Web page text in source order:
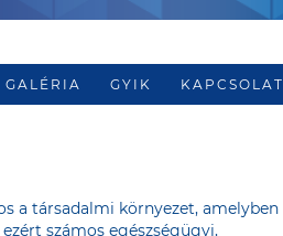
GALÉRIA GYIK KAPCSOLAT
a társadalmi környezet, amelyben
számos egészségügyi,